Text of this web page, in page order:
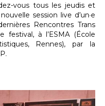
vous tous les jeudis et
session live d’un·e
Rencontres Trans
festival, à l’ESMA (École
Rennes), par la